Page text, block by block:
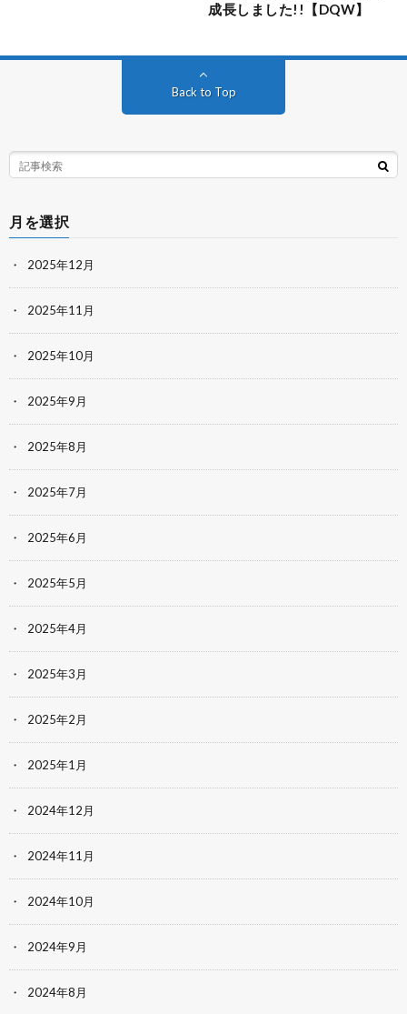
成長しました!!【DQW】
Back to Top
月を選択
2025年12月
2025年11月
2025年10月
2025年9月
2025年8月
2025年7月
2025年6月
2025年5月
2025年4月
2025年3月
2025年2月
2025年1月
2024年12月
2024年11月
2024年10月
2024年9月
2024年8月